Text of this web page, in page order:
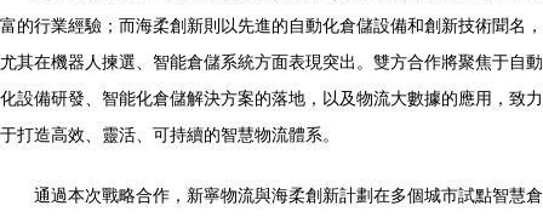
富的行業經驗；而海柔創新則以先進的自動化倉儲設備和創新技術聞名，
尤其在機器人揀選、智能倉儲系統方面表現突出。雙方合作將聚焦于自動
化設備研發、智能化倉儲解決方案的落地，以及物流大數據的應用，致力
于打造高效、靈活、可持續的智慧物流體系。
通過本次戰略合作，新寧物流與海柔創新計劃在多個城市試點智慧倉